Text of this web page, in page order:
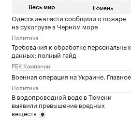
Весь мир Тюмень
Одесские власти сообщили о пожаре
на сухогрузе в Черном море
Политика
Требования к обработке персональных
данных: полный гайд
РБК Компании
Военная операция на Украине. Главное
Политика
В водопроводной воде в Тюмени
выявили превышение вредных
веществ